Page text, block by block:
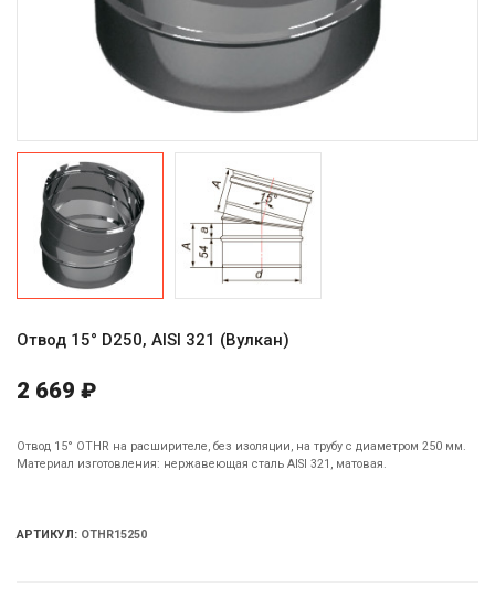
Отвод 15° D250, AISI 321 (Вулкан)
2 669 ₽
Отвод 15° OTHR на расширителе, без изоляции, на трубу с диаметром 250 мм.
Материал изготовления: нержавеющая сталь AISI 321, матовая.
АРТИКУЛ: OTHR15250